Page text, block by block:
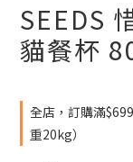
SEEDS
貓餐杯
全店，訂購滿
重20kg）